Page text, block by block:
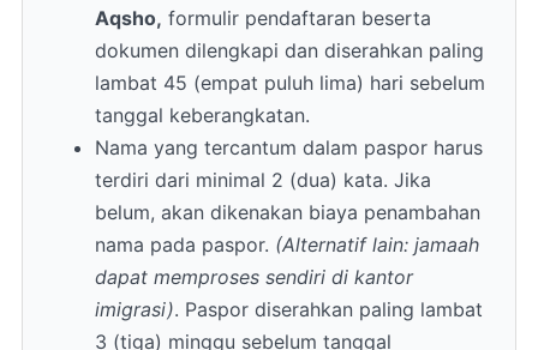
Aqsho, formulir pendaftaran beserta
dokumen dilengkapi dan diserahkan paling
lambat 45 (empat puluh lima) hari sebelum
tanggal keberangkatan.
Nama yang tercantum dalam paspor harus
terdiri dari minimal 2 (dua) kata. Jika
belum, akan dikenakan biaya penambahan
nama pada paspor. (Alternatif lain: jamaah
dapat memproses sendiri di kantor
imigrasi). Paspor diserahkan paling lambat
3 (tiga) minggu sebelum tanggal